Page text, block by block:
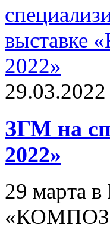
29.03.2022
ЗГМ на
2022»
29 марта в